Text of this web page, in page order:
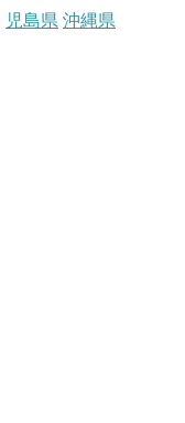
児島県 沖縄県